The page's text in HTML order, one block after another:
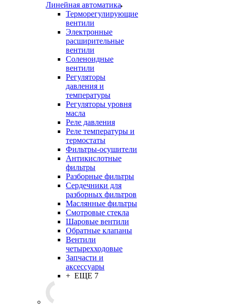
Линейная автоматика
Терморегулирующие
вентили
Электронные
расширительные
вентили
Соленоидные
вентили
Регуляторы
давления и
температуры
Регуляторы уровня
масла
Реле давления
Реле температуры и
термостаты
Фильтры-осушители
Антикислотные
фильтры
Разборные фильтры
Сердечники для
разборных фильтров
Маслянные фильтры
Смотровые стекла
Шаровые вентили
Обратные клапаны
Вентили
четырехходовые
Запчасти и
аксессуары
+ ЕЩЕ 7